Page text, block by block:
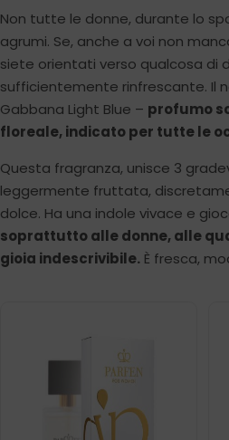
Non tutte le donne, durante lo
agrumi. Se, anche a voi non
siete orientati verso qualcosa di
sufficientemente rinfrescante. Il
Gabbana Light Blue – profumo
floreale, indicato per tutte le
Questa fragranza, unisce 3
leggermente fruttata,
dolce. Ha una indole vivace e
soprattutto alle donne, alle
gioia indescrivibile. È fresca,